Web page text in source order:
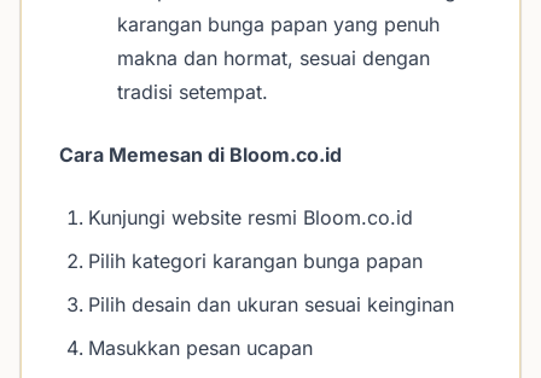
karangan bunga papan yang penuh
makna dan hormat, sesuai dengan
tradisi setempat.
Cara Memesan di Bloom.co.id
Kunjungi website resmi Bloom.co.id
Pilih kategori karangan bunga papan
Pilih desain dan ukuran sesuai keinginan
Masukkan pesan ucapan